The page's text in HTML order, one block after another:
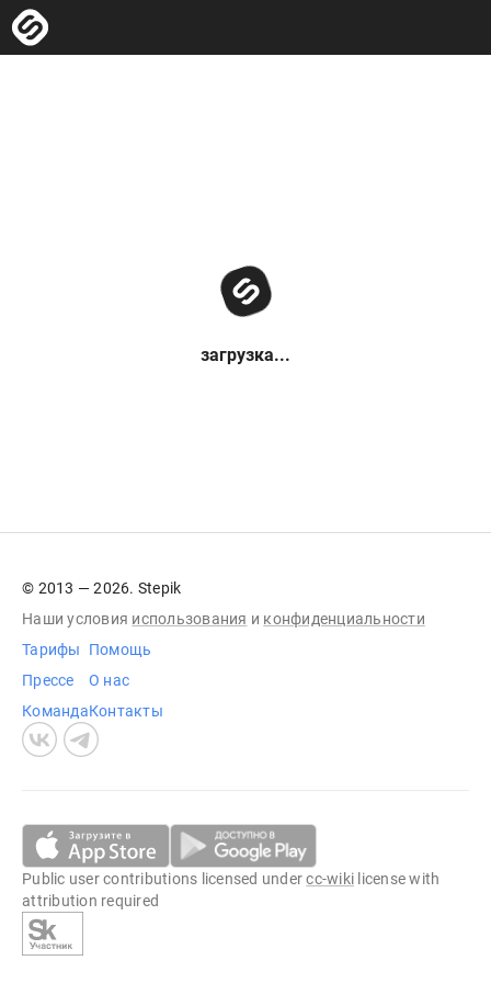
загрузка...
© 2013 — 2026. Stepik
Наши условия использования и конфиденциальности
Тарифы
Прессе
Команда
Помощь
О нас
Контакты
Public user contributions licensed undercc-wiki license with
attribution required